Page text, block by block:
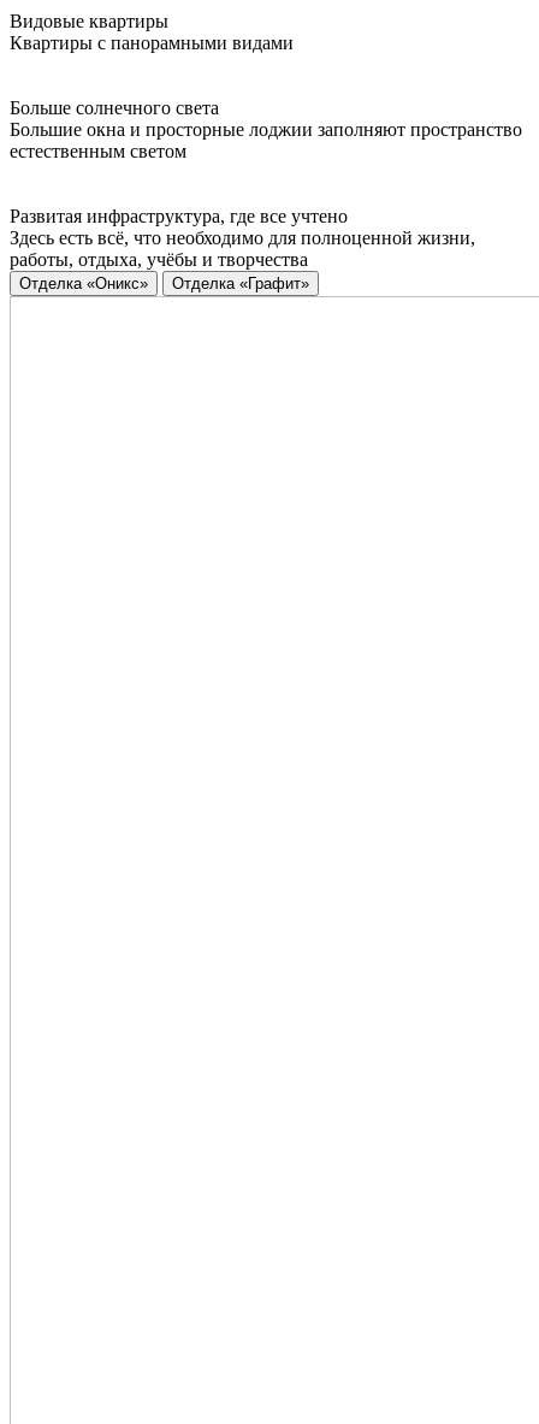
Видовые квартиры
Квартиры с панорамными видами
Больше солнечного света
Большие окна и просторные лоджии заполняют пространство
естественным светом
Развитая инфраструктура, где все учтено
Здесь есть всё, что необходимо для полноценной жизни,
работы, отдыха, учёбы и творчества
Отделка «Оникс» Отделка «Графит»